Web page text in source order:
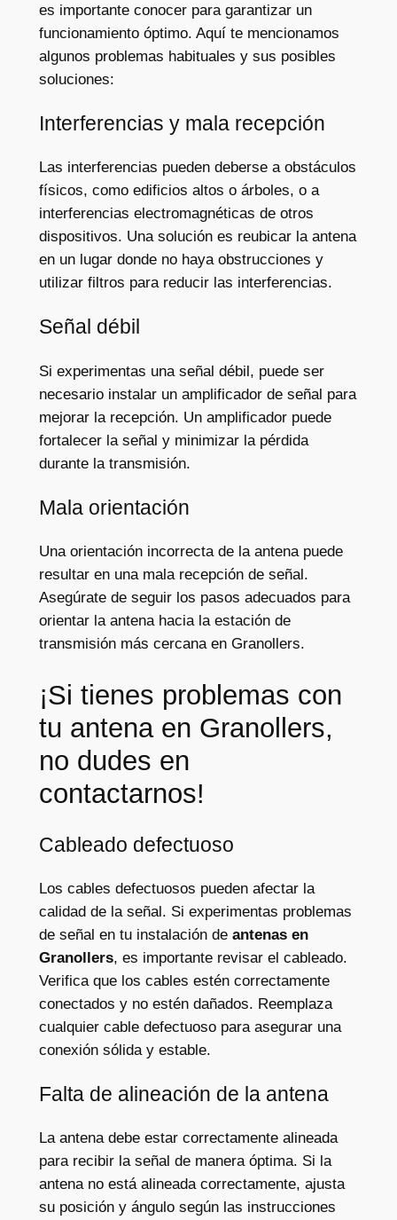
es importante conocer para garantizar un
funcionamiento óptimo. Aquí te mencionamos
algunos problemas habituales y sus posibles
soluciones:
Interferencias y mala recepción
Las interferencias pueden deberse a obstáculos
físicos, como edificios altos o árboles, o a
interferencias electromagnéticas de otros
dispositivos. Una solución es reubicar la antena
en un lugar donde no haya obstrucciones y
utilizar filtros para reducir las interferencias.
Señal débil
Si experimentas una señal débil, puede ser
necesario instalar un amplificador de señal para
mejorar la recepción. Un amplificador puede
fortalecer la señal y minimizar la pérdida
durante la transmisión.
Mala orientación
Una orientación incorrecta de la antena puede
resultar en una mala recepción de señal.
Asegúrate de seguir los pasos adecuados para
orientar la antena hacia la estación de
transmisión más cercana en Granollers.
¡Si tienes problemas con
tu antena en Granollers,
no dudes en
contactarnos!
Cableado defectuoso
Los cables defectuosos pueden afectar la
calidad de la señal. Si experimentas problemas
de señal en tu instalación de antenas en
Granollers, es importante revisar el cableado.
Verifica que los cables estén correctamente
conectados y no estén dañados. Reemplaza
cualquier cable defectuoso para asegurar una
conexión sólida y estable.
Falta de alineación de la antena
La antena debe estar correctamente alineada
para recibir la señal de manera óptima. Si la
antena no está alineada correctamente, ajusta
su posición y ángulo según las instrucciones